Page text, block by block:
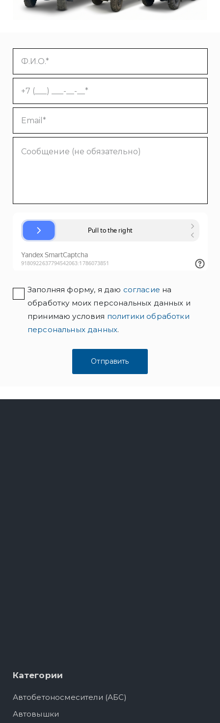
Заполняя форму, я даю согласие на
обработку моих персональных данных и
принимаю условия политики обработки
персональных данных.
Категории
Автобетоносмесители (АБС)
Автовышки